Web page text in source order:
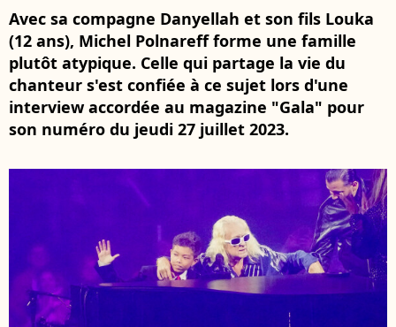
Avec sa compagne Danyellah et son fils Louka
(12 ans), Michel Polnareff forme une famille
plutôt atypique. Celle qui partage la vie du
chanteur s'est confiée à ce sujet lors d'une
interview accordée au magazine "Gala" pour
son numéro du jeudi 27 juillet 2023.